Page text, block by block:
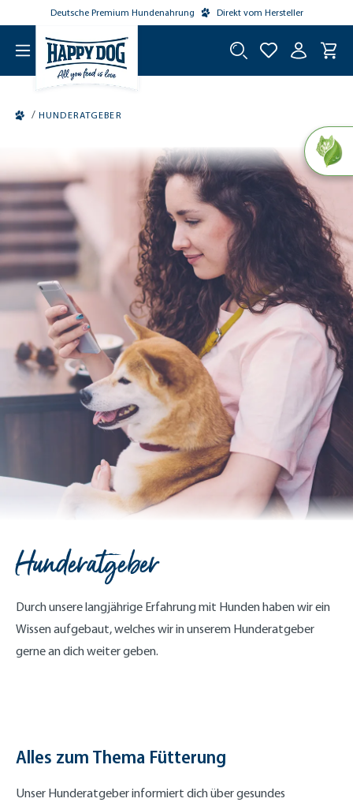
springen
Deutsche Premium Hundenahrung Direkt vom Hersteller
/ HUNDERATGEBER
Hunderatgeber
Durch unsere langjährige Erfahrung mit Hunden haben wir ein
Wissen aufgebaut, welches wir in unserem Hunderatgeber
gerne an dich weiter geben.
Alles zum Thema Fütterung
Unser Hunderatgeber informiert dich über gesundes